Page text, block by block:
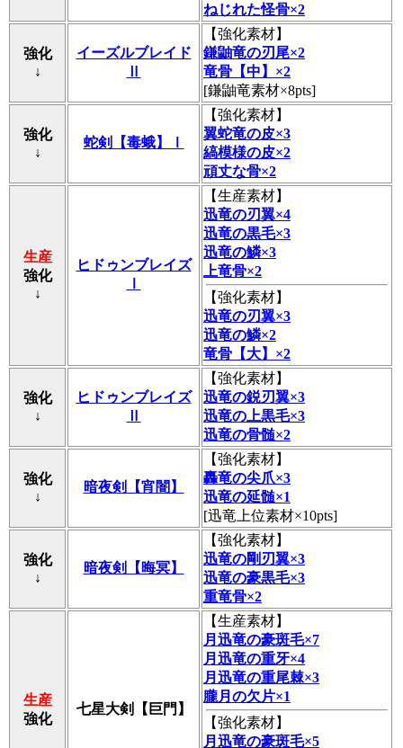
ねじれた怪骨×2
強化
↓
イーズルブレイド
【強化素材】
鎌鼬竜の刃尾×2
竜骨【中】×2
[鎌鼬竜素材×8pts]
強化
↓
蛇剣【毒蛾】Ⅰ
【強化素材】
翼蛇竜の皮×3
縞模様の皮×2
頑丈な骨×2
生産
強化
↓
ヒドゥンブレイズ
【生産素材】
迅竜の刃翼×4
迅竜の黒毛×3
迅竜の鱗×3
上竜骨×2
【強化素材】
迅竜の刃翼×3
迅竜の鱗×2
竜骨【大】×2
強化
↓
ヒドゥンブレイズ
【強化素材】
迅竜の鋭刃翼×3
迅竜の上黒毛×3
迅竜の骨髄×2
強化
↓
暗夜剣【宵闇】
【強化素材】
轟竜の尖爪×3
迅竜の延髄×1
[迅竜上位素材×10pts]
強化
↓
暗夜剣【晦冥】
【強化素材】
迅竜の剛刃翼×3
迅竜の豪黒毛×3
重竜骨×2
生産
強化
七星大剣【巨門】
【生産素材】
月迅竜の豪斑毛×7
月迅竜の重牙×4
月迅竜の重尾棘×3
朧月の欠片×1
【強化素材】
月迅竜の豪斑毛×5